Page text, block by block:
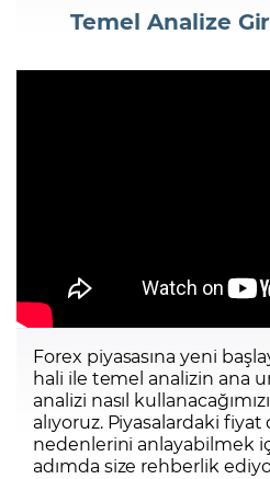
Temel Analize
Forex piyasasına yeni
hali ile temel analizin ana
analizi nasıl
alıyoruz. Piyasalardaki
nedenlerini anlayabilmek
adımda size rehberlik